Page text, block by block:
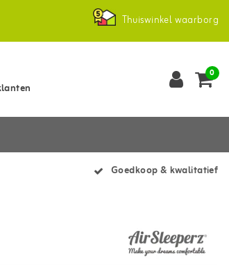
Thuiswinkel waarborg
0
Goedkoop & kwalitatief